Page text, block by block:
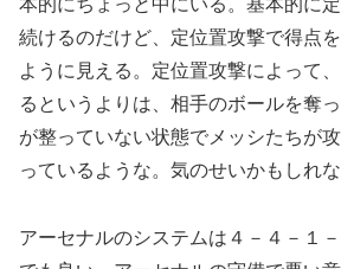
本的にちょっと中にいる。基本的に
続けるのだけど、定位置攻撃で得点
ように見える。定位置攻撃によって
るというよりは、相手のボールを奪
が整っていない状態でメッシたちが
っているような。気のせいかもしれな
アーセナルのシステムは４－４－１